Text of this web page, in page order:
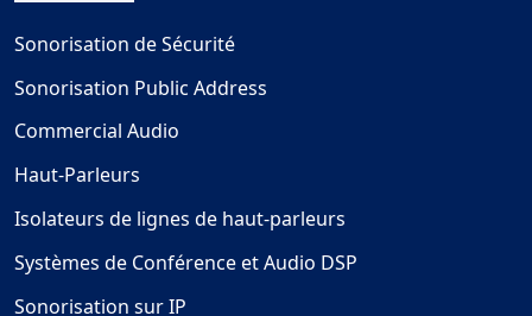
Sonorisation de Sécurité
Sonorisation Public Address
Commercial Audio
Haut-Parleurs
Isolateurs de lignes de haut-parleurs
Systèmes de Conférence et Audio DSP
Sonorisation sur IP